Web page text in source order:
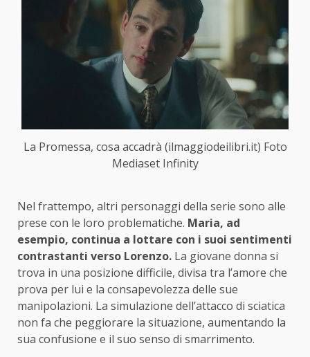
La Promessa, cosa accadrà (ilmaggiodeilibri.it) Foto
Mediaset Infinity
Nel frattempo, altri personaggi della serie sono alle
prese con le loro problematiche. Maria, ad
esempio, continua a lottare con i suoi sentimenti
contrastanti verso Lorenzo. La giovane donna si
trova in una posizione difficile, divisa tra l’amore che
prova per lui e la consapevolezza delle sue
manipolazioni. La simulazione dell’attacco di sciatica
non fa che peggiorare la situazione, aumentando la
sua confusione e il suo senso di smarrimento.